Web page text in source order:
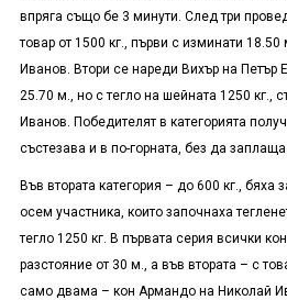
впряга също бе 3 минути. След три
товар от 1500 кг., първи с изминати
Иванов. Втори се нареди Вихър на Петър
25.70 м., но с тегло на шейната 1250 кг.,
Иванов. Победителят в категорията
състезава и в по-горната, без да
Във втората категория – до 600 кг., бяха
осем участника, които започнаха
тегло 1250 кг. В първата серия всички
разстояние от 30 м., а във втората – с
само двама – кон Армандо на Николай